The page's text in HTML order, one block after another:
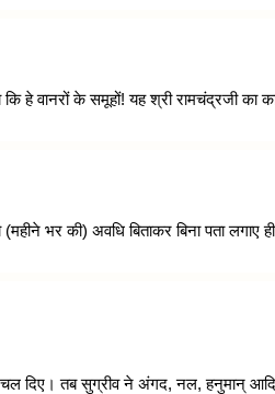
वानरों के समूहों! यह श्री रामचंद्रजी का
भर की) अवधि बिताकर बिना पता लगाए
दिए। तब सुग्रीव ने अंगद, नल, हनुमान्